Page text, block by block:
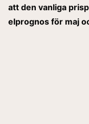
att den vanliga
elprognos för maj